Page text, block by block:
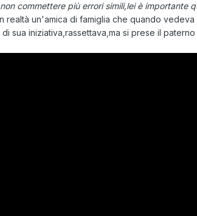
commettere più errori simili,lei è importante
realtà un'amica di famiglia che quando
sua iniziativa,rassettava,ma si prese il